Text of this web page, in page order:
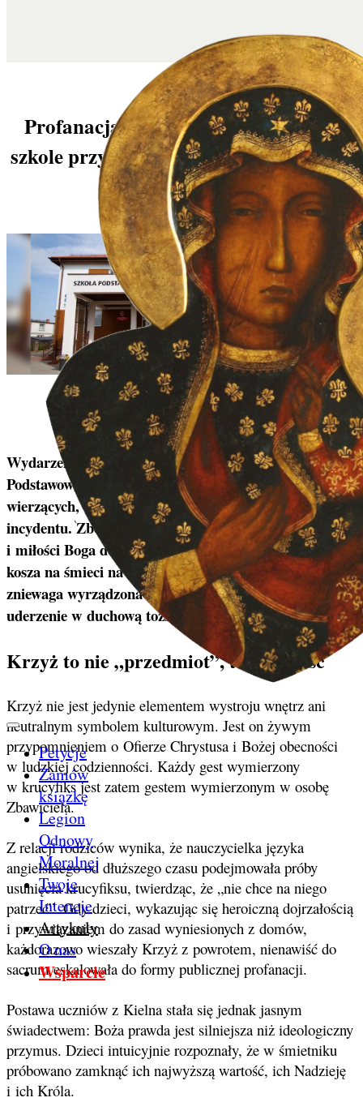
Petycje
Zamów
książkę
Legion
Odnowy
Moralnej
Twoje
Intencje
Artykuły
O nas
Wsparcie
Profanacja w Kielnie: czy w polskiej
szkole przyzwolimy na deptanie Bożego
Majestatu?
Michał Rogalski | 09/01/2026
Wydarzenia, które rozegrały się w murach Szkoły
Podstawowej w Kielnie, wstrząsnęły sumieniami
wierzących, wykraczając daleko poza ramy szkolnego
incydentu. Zbezczeszczenie Krzyża – znaku zbawienia
i miłości Boga do człowieka – poprzez wrzucenie go do
kosza na śmieci na oczach dzieci, to bezpośrednia
zniewaga wyrządzona samemu Bogu oraz bolesne
uderzenie w duchową tożsamość młodego pokolenia.
Krzyż to nie „przedmiot”, to obecność
Krzyż nie jest jedynie elementem wystroju wnętrz ani
neutralnym symbolem kulturowym. Jest on żywym
przypomnieniem o Ofierze Chrystusa i Bożej obecności
w ludzkiej codzienności. Każdy gest wymierzony
w krucyfiks jest zatem gestem wymierzonym w osobę
Zbawiciela.
Z relacji rodziców wynika, że nauczycielka języka
angielskiego od dłuższego czasu podejmowała próby
usunięcia krucyfiksu, twierdząc, że „nie chce na niego
patrzeć”. Gdy dzieci, wykazując się heroiczną dojrzałością
i przywiązaniem do zasad wyniesionych z domów,
każdorazowo wieszały Krzyż z powrotem, nienawiść do
sacrum eskalowała do formy publicznej profanacji.
Postawa uczniów z Kielna stała się jednak jasnym
świadectwem: Boża prawda jest silniejsza niż ideologiczny
przymus. Dzieci intuicyjnie rozpoznały, że w śmietniku
próbowano zamknąć ich najwyższą wartość, ich Nadzieję
i ich Króla.